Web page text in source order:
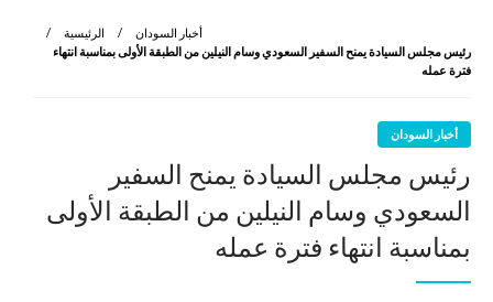
الرئيسية
أخبار السودان
رئيس مجلس السيادة يمنح السفير السعودي وسام النيلين من الطبقة الأولى بمناسبة انتهاء
فترة عمله
أخبار السودان
رئيس مجلس السيادة يمنح السفير
السعودي وسام النيلين من الطبقة الأولى
بمناسبة انتهاء فترة عمله